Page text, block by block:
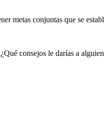
metas conjuntas que se
consejos le darías a